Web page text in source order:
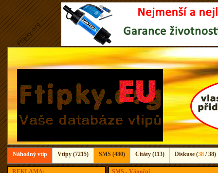
Náhodný vtip Vtipy (7215) SMS (480) Citáty (113) Diskuse (38 / 38)
REKLAMA:
SMS - Vánoční